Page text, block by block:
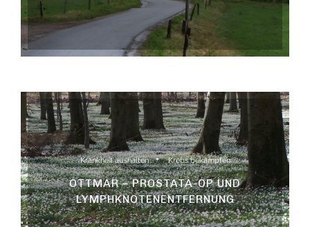
Krankheit aushalten Krebs bekämpfen
OTTMAR – PROSTATA-OP UND
LYMPHKNOTENENTFERNUNG